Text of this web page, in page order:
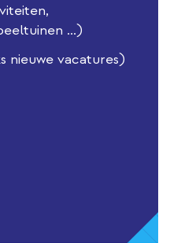
...)
nieuwe vacatures)